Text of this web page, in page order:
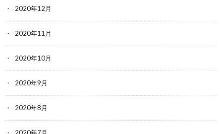
2020年12月
2020年11月
2020年10月
2020年9月
2020年8月